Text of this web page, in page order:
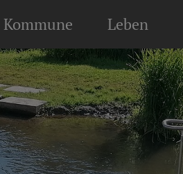
Kommune Leben